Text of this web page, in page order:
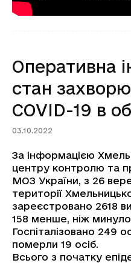
Оперативна
стан
COVID-19 в
03.10.2022
За інформацією
центру контролю та
МОЗ України, з 26
території
зареєстровано 2618
158 менше, ніж
Госпіталізовано 249
померли 19 осіб.
Всього з початку